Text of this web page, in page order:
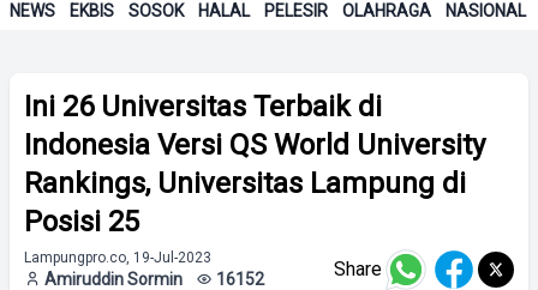
NEWS EKBIS SOSOK HALAL PELESIR OLAHRAGA NASIONAL
Ini 26 Universitas Terbaik di
Indonesia Versi QS World University
Rankings, Universitas Lampung di
Posisi 25
Lampungpro.co, 19-Jul-2023
Amiruddin Sormin 16152 Share